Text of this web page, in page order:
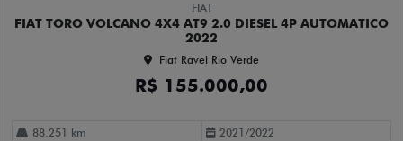
FIAT
FIAT TORO VOLCANO 4X4 AT9 2.0 DIESEL 4P AUTOMATICO
2022
Fiat Ravel Rio Verde
R$ 155.000,00
88.251 km 2021/2022